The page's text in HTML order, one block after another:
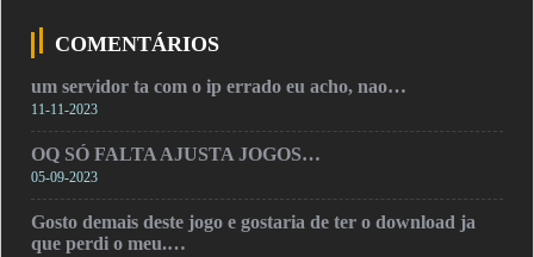
COMENTÁRIOS
um servidor ta com o ip errado eu acho, nao…
11-11-2023
OQ SÓ FALTA AJUSTA JOGOS…
05-09-2023
Gosto demais deste jogo e gostaria de ter o download ja
que perdi o meu.…